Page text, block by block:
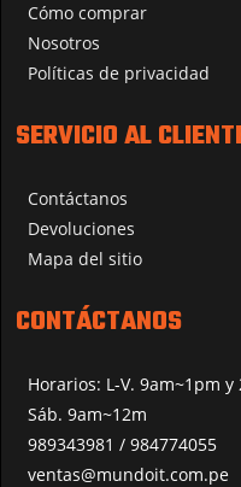
Cómo comprar
Nosotros
Políticas de privacidad
SERVICIO AL
Contáctanos
Devoluciones
Mapa del sitio
CONTÁCTANOS
Horarios: L-V. 9am~1pm y
Sáb. 9am~12m
989343981 / 984774055
ventas@mundoit.com.pe